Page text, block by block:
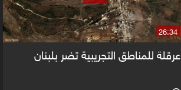
26:34
عرقلة للمناطق التجريبية تضر بلبنان